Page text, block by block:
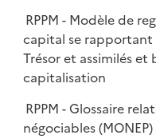
RPPM - Modèle de
capital se rapportant
Trésor et assimilés
capitalisation
RPPM - Glossaire
négociables (MONEP)